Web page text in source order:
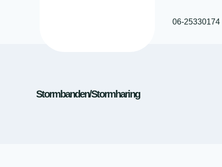
06-25330174
Stormbanden/stormharing